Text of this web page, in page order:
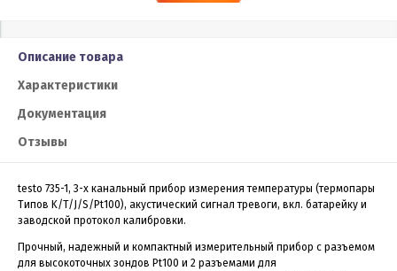
Описание товара
Характеристики
Документация
Отзывы
testo 735-1, 3-х канальный прибор измерения температуры (термопары
Типов K/T/J/S/Pt100), акустический сигнал тревоги, вкл. батарейку и
заводской протокол калибровки.
Прочный, надежный и компактный измерительный прибор с разъемом
для высокоточных зондов Pt100 и 2 разъемами для